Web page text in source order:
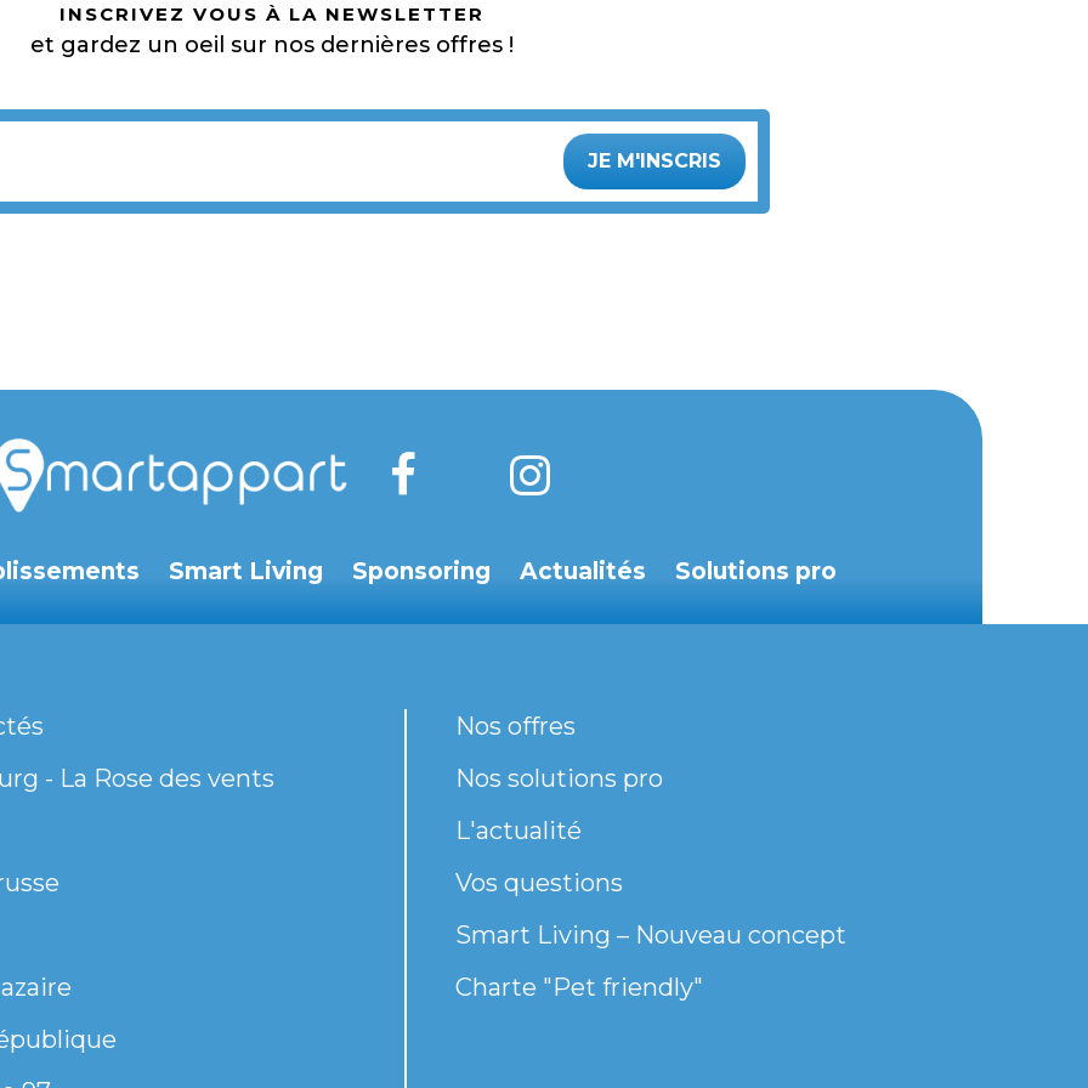
INSCRIVEZ VOUS À LA NEWSLETTER
et gardez un oeil sur nos dernières offres !
JE M'INSCRIS
Smart Living Sponsoring Actualités Solutions pro
- La Rose des vents
Nos offres
Nos solutions pro
L'actualité
Vos questions
Smart Living – Nouveau concept
Charte "Pet friendly"